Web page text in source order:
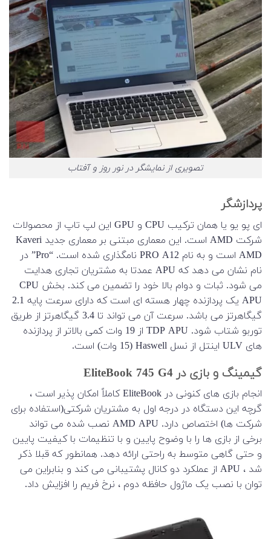
تصویری از نمایشگر در نور روز و آفتاب
پردازشگر
ای پو یو یا همان ترکیب CPU و GPU این لپ تاپ از محصولات
شرکت AMD است.
این معماری مبتنی بر معماری جدید Kaveri
AMD است و به نام PRO A12 نامگذاری شده است.
“Pro” در
نام نشان می دهد که APU عمدتا به مشتریان تجاری هدایت
می شود. ثبات و دوام بالا خود را تضمین می کند.
بخش CPU
APU یک پردازنده چهار هسته ای است که دارای سرعت پایه 2.1
گیگاهرتز می باشد.
سرعت آن می تواند تا 3.4 گیگاهرتز از طریق
توربو شتاب شود.
TDP APU از 19 وات کمی بالاتر از پردازنده
های ULV اینتل از نسل Haswell (15 وات) است.
گیمینگ و بازی در EliteBook 745 G4
انجام بازی های کنونی در EliteBook کاملاً امکان پذیر است ،
گرچه این دستگاه در درجه اول به مشتریان شرکتی(استفاده برای
شرکت ها) اختصاص دارد. AMD APU نصب شده می تواند
برخی از بازی ها را با وضوح پایین و با تنظیمات با کیفیت پایین
و حتی گاهی متوسط به راحتی ارائه دهد. همانطور که قبلا ذکر
شد ، APU از عملکرد دو کانال پشتیبانی می کند و بنابراین می
توان با نصب یک ماژول حافظه دوم ، نرخ فریم را افزایش داد.